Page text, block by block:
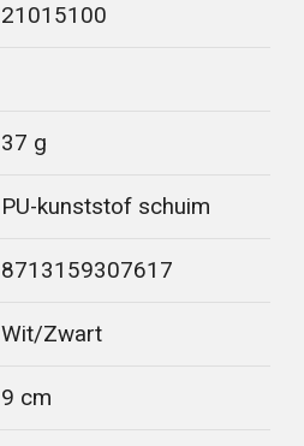
21015100
37 g
PU-kunststof schuim
8713159307617
Wit/Zwart
9 cm